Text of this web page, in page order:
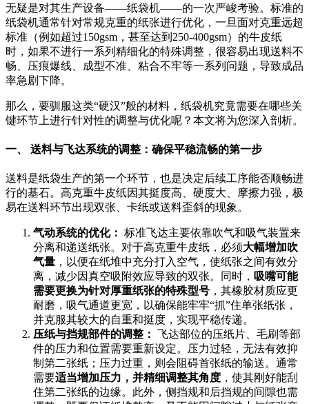
无疑是对其生产设备——纸袋机——的一次严峻考验。标准的
纸袋机通常针对常规克重的纸张进行优化，一旦面对克重远超
标准（例如超过150gsm，甚至达到250-400gsm）的牛皮纸
时，如果不进行一系列精细化的特殊调整，很容易出现送料不
畅、压痕爆线、成型不准、粘合不牢等一系列问题，导致成品
率急剧下降。
那么，要驯服这类“硬汉”般的材料，纸袋机究竟需要在哪些关
键环节上进行针对性的调整与优化呢？本文将为您深入剖析。
一、 送料与飞达系统的调整：确保平稳流畅的第一步
送料是纸袋生产的第一个环节，也是决定后续工序能否顺畅进
行的基石。高克重牛皮纸因其挺度高、硬度大、摩擦力强，极
易在送料环节出现双张、卡纸或送料歪斜的现象。
气动系统的优化： 标准飞达主要依靠吹气和吸气装置来
分离和递送纸张。对于高克重牛皮纸，必须大幅增加吹
气量 ，以便在纸堆中充分打入空气，使纸张之间有效分
离，减少因真空吸附效应导致的双张。同时， 吸嘴可能
需要更换为针对厚重纸张的特殊型号 ，其橡胶材质应更
耐磨，吸气通道更宽，以确保能牢牢“抓”住单张纸张，
并克服其较大的自重和挺度，实现平稳传递。
压纸与挡规部件的调整： 飞达部位的压纸片、毛刷等部
件的压力和位置需要重新设定。压力过轻，无法有效抑
制第二张纸；压力过重，则会阻碍首张纸的输送。通常
需要适当增加压力，并精细调整其角度 ，使其刚好能刮
住第二张纸的边缘。此外，侧挡规和后挡规的间隙也需